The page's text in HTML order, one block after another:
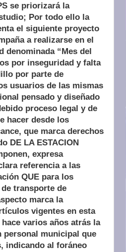
se priorizará la
Por todo ello la
el siguiente proyecto
a realizarse en el
denominada “Mes del
por inseguridad y falta
por parte de
usuarios de las mismas
pensado y diseñado
proceso legal y de
hacer desde los
que marca derechos
DE LA ESTACION
expresa
referencia a las
QUE para los
transporte de
marca la
vigentes en esta
varios años atrás la
personal municipal que
indicando al foráneo